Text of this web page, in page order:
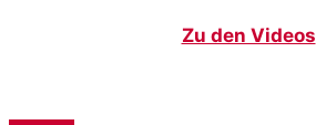
Zu den Videos